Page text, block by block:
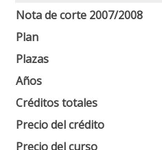
Nota de corte 2007/2008
Plan
Plazas
Años
Créditos totales
Precio del crédito
Precio del curso